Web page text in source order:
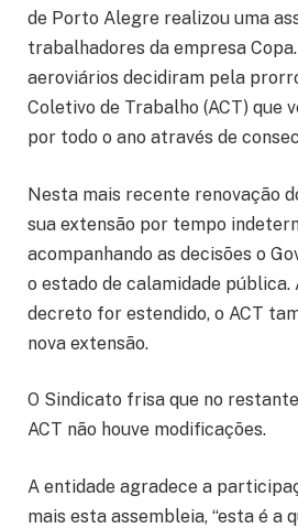
de Porto Alegre realizou uma
trabalhadores da empresa
aeroviários decidiram pela
Coletivo de Trabalho (ACT) que
por todo o ano através de
Nesta mais recente renovação
sua extensão por tempo
acompanhando as decisões o
o estado de calamidade pública.
decreto for estendido, o ACT
nova extensão.
O Sindicato frisa que no
ACT não houve modificações.
A entidade agradece a
mais esta assembleia, “esta é a